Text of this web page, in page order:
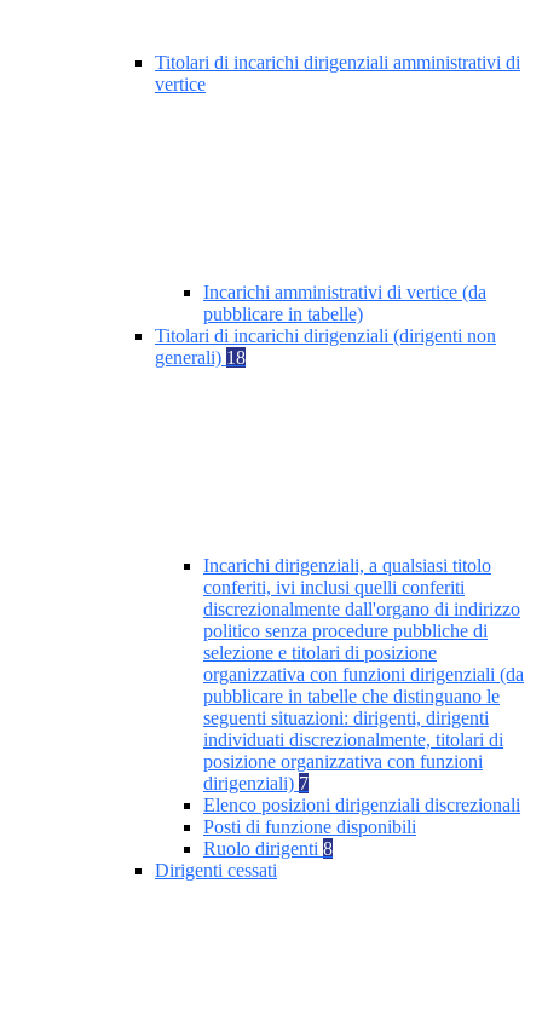
Titolari di incarichi dirigenziali amministrativi di
vertice
Incarichi amministrativi di vertice (da
pubblicare in tabelle)
Titolari di incarichi dirigenziali (dirigenti non
generali) 18
Incarichi dirigenziali, a qualsiasi titolo
conferiti, ivi inclusi quelli conferiti
discrezionalmente dall'organo di indirizzo
politico senza procedure pubbliche di
selezione e titolari di posizione
organizzativa con funzioni dirigenziali (da
pubblicare in tabelle che distinguano le
seguenti situazioni: dirigenti, dirigenti
individuati discrezionalmente, titolari di
posizione organizzativa con funzioni
dirigenziali) 7
Elenco posizioni dirigenziali discrezionali
Posti di funzione disponibili
Ruolo dirigenti 8
Dirigenti cessati